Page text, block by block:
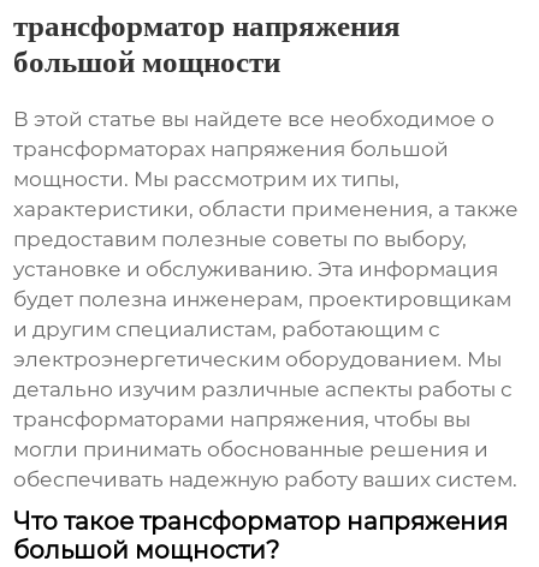
трансформатор напряжения
большой мощности
В этой статье вы найдете все необходимое о
трансформаторах напряжения большой
мощности. Мы рассмотрим их типы,
характеристики, области применения, а также
предоставим полезные советы по выбору,
установке и обслуживанию. Эта информация
будет полезна инженерам, проектировщикам
и другим специалистам, работающим с
электроэнергетическим оборудованием. Мы
детально изучим различные аспекты работы с
трансформаторами напряжения, чтобы вы
могли принимать обоснованные решения и
обеспечивать надежную работу ваших систем.
Что такое трансформатор напряжения
большой мощности?